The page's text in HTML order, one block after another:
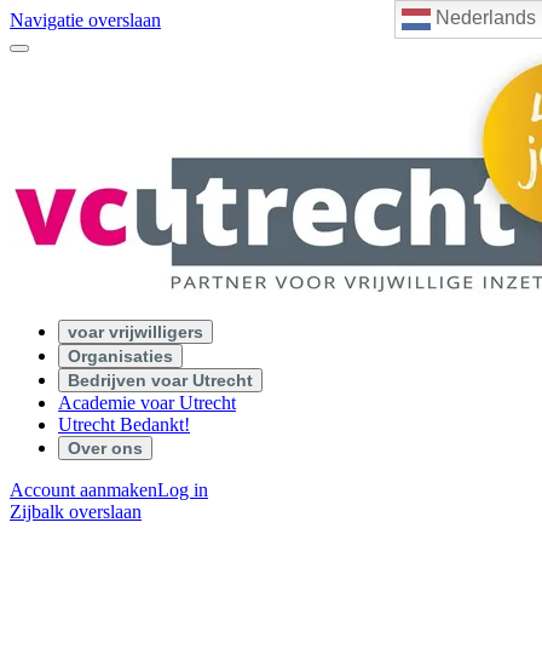
Nederlands
Navigatie overslaan
voar vrijwilligers
Organisaties
Bedrijven voar Utrecht
Academie voar Utrecht
Utrecht Bedankt!
Over ons
Account aanmakenLog in
Zijbalk overslaan